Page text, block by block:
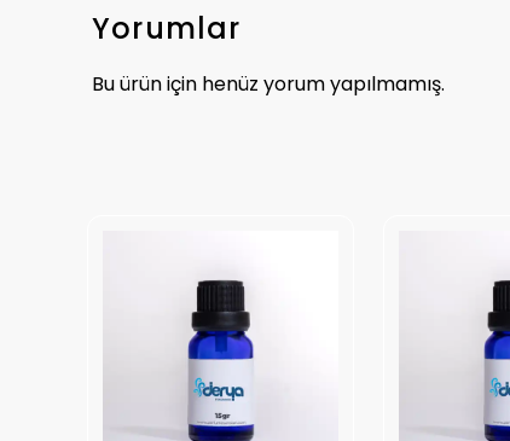
Yorumlar
Bu ürün için henüz yorum yapılmamış.